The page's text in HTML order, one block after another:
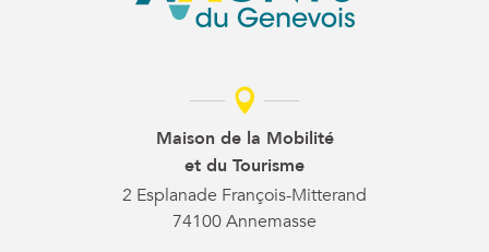
Maison de la Mobilité
et du Tourisme
2 Esplanade François-Mitterand
74100 Annemasse